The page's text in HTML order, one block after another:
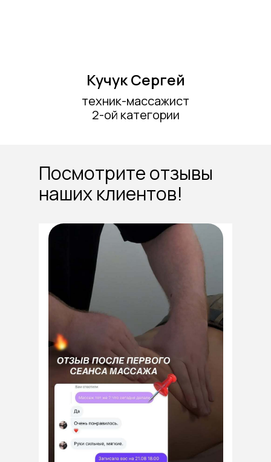
Кучук Сергей
техник-массажист
2-ой категории
Посмотрите отзывы
наших клиентов!